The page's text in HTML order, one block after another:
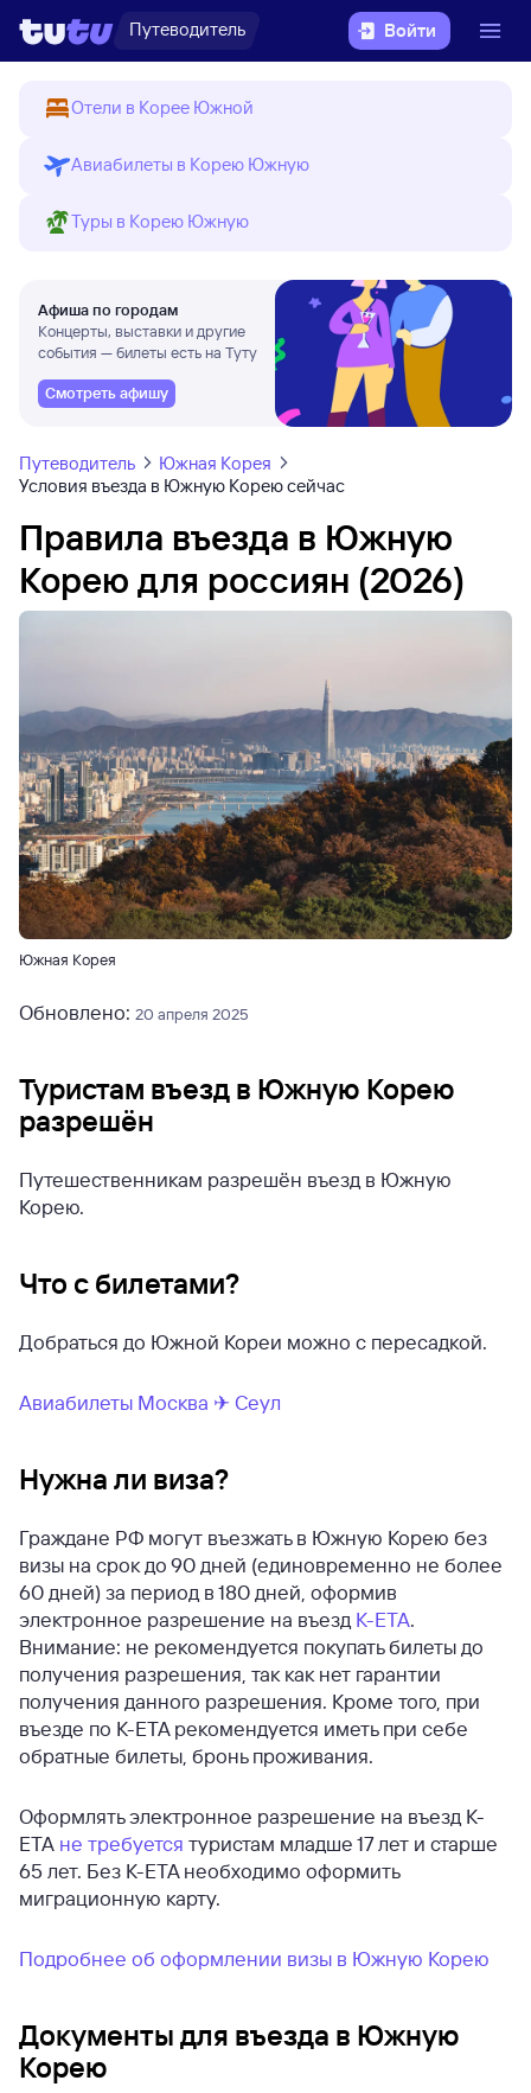
Путеводитель Войти
Отели в Корее Южной
Авиабилеты в Корею Южную
Туры в Корею Южную
Афиша по городам
Концерты, выставки и другие
события — билеты есть на Туту
Смотреть афишу
Путеводитель
Южная Корея
Условия въезда в Южную Корею сейчас
Правила въезда в Южную
Корею для россиян (2026)
Южная Корея
Обновлено: 20 апреля 2025
Туристам въезд в Южную Корею
разрешён
Путешественникам разрешён въезд в Южную
Корею.
Что с билетами?
Добраться до Южной Кореи можно с пересадкой.
Авиабилеты Москва ✈ Сеул
Нужна ли виза?
Граждане РФ могут въезжать в Южную Корею без
визы на срок до 90 дней (единовременно не более
60 дней) за период в 180 дней, оформив
электронное разрешение на въезд K-ETA.
Внимание: не рекомендуется покупать билеты до
получения разрешения, так как нет гарантии
получения данного разрешения. Кроме того, при
въезде по K-ETA рекомендуется иметь при себе
обратные билеты, бронь проживания.
Оформлять электронное разрешение на въезд K-
ETA не требуется туристам младше 17 лет и старше
65 лет. Без K-ETA необходимо оформить
миграционную карту.
Подробнее об оформлении визы в Южную Корею
Документы для въезда в Южную
Корею